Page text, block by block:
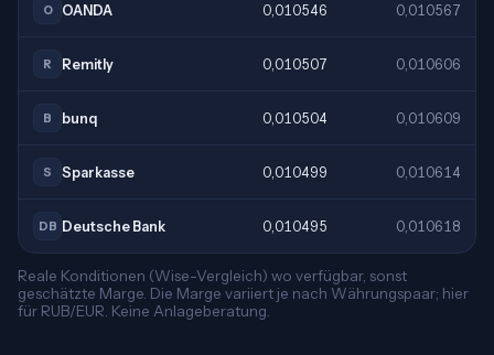
O OANDA 0,010546 0,010567
R Remitly 0,010507 0,010606
B bunq 0,010504 0,010609
S Sparkasse 0,010499 0,010614
DB Deutsche Bank 0,010495 0,010618
Reale Konditionen (Wise-Vergleich) wo verfügbar, sonst
geschätzte Marge. Die Marge variiert je nach Währungspaar; hier
für RUB/EUR. Keine Anlageberatung.